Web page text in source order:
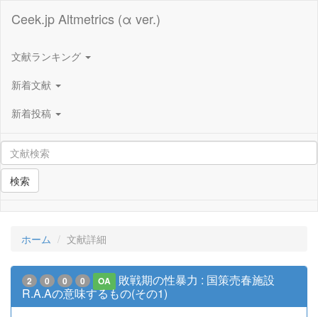
Ceek.jp Altmetrics (α ver.)
文献ランキング
新着文献
新着投稿
検索
ホーム 文献詳細
2 0 0 0 OA
敗戦期の性暴力 : 国策売春施設
R.A.Aの意味するもの(その1)